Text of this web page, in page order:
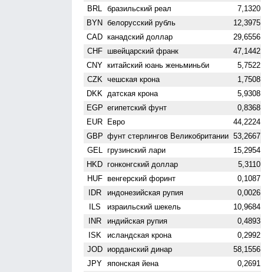
BRL бразильский реал 7,1320
BYN белорусский рубль 12,3975
CAD канадский доллар 29,6556
CHF швейцарский франк 47,1442
CNY китайский юань женьминьби 5,7522
CZK чешская крона 1,7508
DKK датская крона 5,9308
EGP египетский фунт 0,8368
EUR Евро 44,2224
GBP фунт стерлингов Велико­британии 53,2667
GEL грузинский лари 15,2954
HKD гонконгский доллар 5,3110
HUF венгерский форинт 0,1087
IDR индонезийская рупия 0,0026
ILS израильский шекель 10,9684
INR индийская рупия 0,4893
ISK исландская крона 0,2992
JOD иорданский динар 58,1556
JPY японская йена 0,2691